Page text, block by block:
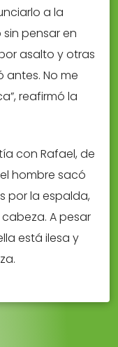
a la
pensar en
asalto y otras
antes. No me
reafirmó la
con Rafael, de
hombre sacó
por la espalda,
A pesar
está ilesa y